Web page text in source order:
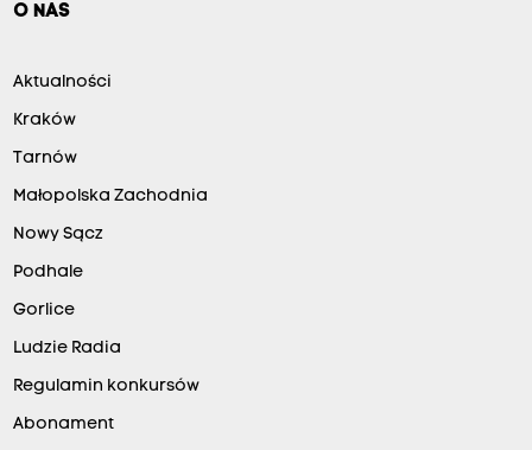
O NAS
Aktualności
Kraków
Tarnów
Małopolska Zachodnia
Nowy Sącz
Podhale
Gorlice
Ludzie Radia
Regulamin konkursów
Abonament